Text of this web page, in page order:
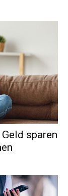
sparen